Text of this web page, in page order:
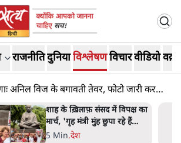
राजनीतिदुनियाविश्लेषणविचारवीडियो
अनिल विज के बगावती तेवर, फोटो जारी कर
आरोप लगायेशाह के ख़िलाफ़ संसद में विपक्ष का
मार्च, 'गृह मंत्री मुंह छुपा रहे हैं
क्योंकि वो छात्रों के गुनहगार हैं'
5 Min.देश